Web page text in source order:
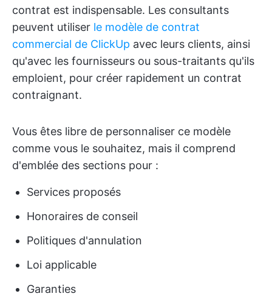
contrat est indispensable. Les consultants
peuvent utiliser le modèle de contrat
commercial de ClickUp avec leurs clients, ainsi
qu'avec les fournisseurs ou sous-traitants qu'ils
emploient, pour créer rapidement un contrat
contraignant.
Vous êtes libre de personnaliser ce modèle
comme vous le souhaitez, mais il comprend
d'emblée des sections pour :
Services proposés
Honoraires de conseil
Politiques d'annulation
Loi applicable
Garanties